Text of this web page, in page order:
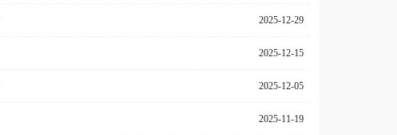
2025-12-29
2025-12-15
2025-12-05
2025-11-19